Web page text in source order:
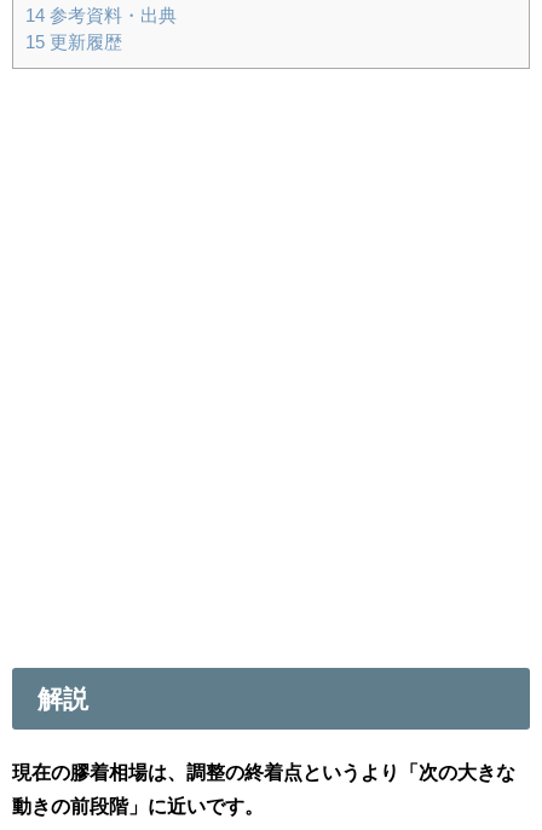
14 参考資料・出典
15 更新履歴
解説
現在の膠着相場は、調整の終着点というより「次の大きな
動きの前段階」に近いです。